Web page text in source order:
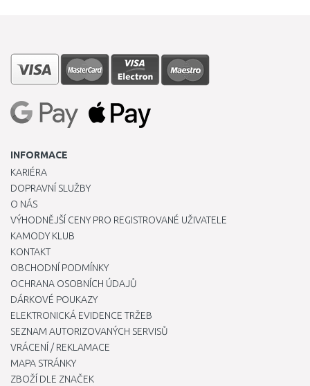
INFORMACE
KARIÉRA
DOPRAVNÍ SLUŽBY
O NÁS
VÝHODNĚJŠÍ CENY PRO REGISTROVANÉ UŽIVATELE
KAMODY KLUB
KONTAKT
OBCHODNÍ PODMÍNKY
OCHRANA OSOBNÍCH ÚDAJŮ
DÁRKOVÉ POUKAZY
ELEKTRONICKÁ EVIDENCE TRŽEB
SEZNAM AUTORIZOVANÝCH SERVISŮ
VRÁCENÍ / REKLAMACE
MAPA STRÁNKY
ZBOŽÍ DLE ZNAČEK